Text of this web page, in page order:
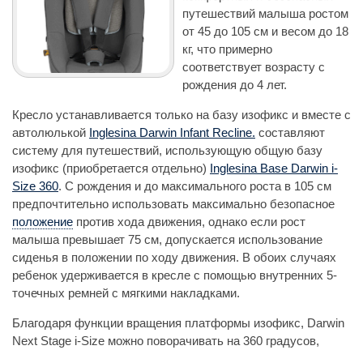
путешествий малыша ростом
от 45 до 105 см и весом до 18
кг, что примерно
соответствует возрасту с
рождения до 4 лет.
Кресло устанавливается только на базу изофикс и вместе с
автолюлькой Inglesina Darwin Infant Recline. составляют
систему для путешествий, использующую общую базу
изофикс (приобретается отдельно) Inglesina Base Darwin i-
Size 360. С рождения и до максимального роста в 105 см
предпочтительно использовать максимально безопасное
положение против хода движения, однако если рост
малыша превышает 75 см, допускается использование
сиденья в положении по ходу движения. В обоих случаях
ребенок удерживается в кресле с помощью внутренних 5-
точечных ремней с мягкими накладками.
Благодаря функции вращения платформы изофикс, Darwin
Next Stage i-Size можно поворачивать на 360 градусов,